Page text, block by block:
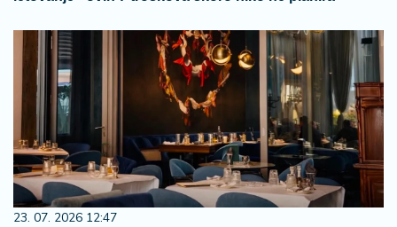
23. 07. 2026 12:47